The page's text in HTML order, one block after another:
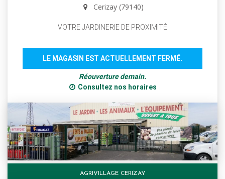
Cerizay (79140)
VOTRE JARDINERIE DE PROXIMITÉ
LE MAGASIN EST ACTUELLEMENT FERMÉ.
Réouverture demain.
Consultez nos horaires
AGRIVILLAGE CERIZAY